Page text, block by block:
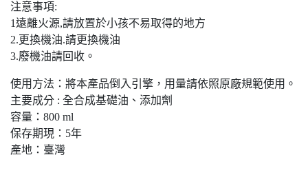
注意事項:
1遠離火源,請放置於小孩不易取得的地方
2.更換機油.請更換機油
3.廢機油請回收。
使用方法：將本產品倒入引擎，用量請依照原廠規範使用。
主要成分 : 全合成基礎油、添加劑
容量：800 ml
保存期現：5年
產地：臺灣